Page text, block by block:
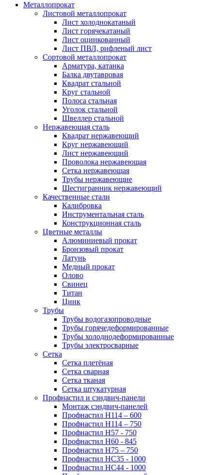
Металлопрокат
Листовой металлопрокат
Лист холоднокатаный
Лист горячекатаный
Лист оцинкованный
Лист ПВЛ, рифленый лист
Сортовой металлопрокат
Арматура, катанка
Балка двутавровая
Квадрат стальной
Круг стальной
Полоса стальная
Уголок стальной
Швеллер стальной
Нержавеющая сталь
Квадрат нержавеющий
Круг нержавеющий
Лист нержавеющий
Проволока нержавеющая
Сетка нержавеющая
Трубы нержавеющие
Шестигранник нержавеющий
Качественные стали
Калибровка
Инструментальная сталь
Конструкционная сталь
Цветные металлы
Алюминиевый прокат
Бронзовый прокат
Латунь
Медный прокат
Олово
Свинец
Титан
Цинк
Трубы
Трубы водогазопроводные
Трубы горячедеформированные
Трубы холоднодеформированные
Трубы электросварные
Сетка
Сетка плетёная
Сетка сварная
Сетка тканая
Сетка штукатурная
Профнастил и сэндвич-панели
Монтаж сэндвич-панелей
Профнастил Н114 – 600
Профнастил Н114 – 750
Профнастил Н57 - 750
Профнастил Н60 - 845
Профнастил Н75 – 750
Профнастил НС35 - 1000
Профнастил НС44 - 1000